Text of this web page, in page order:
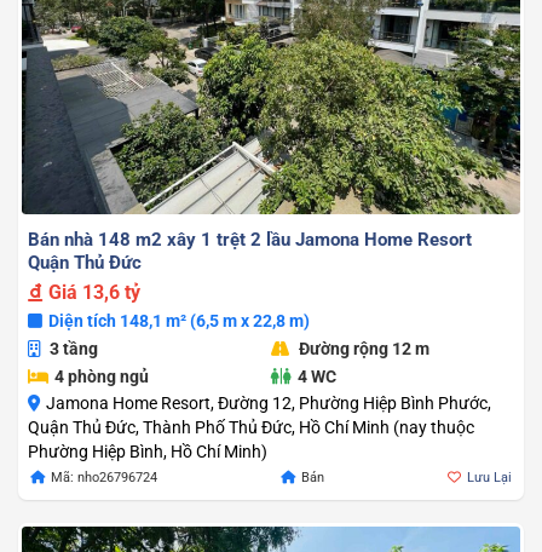
Bán nhà 148 m2 xây 1 trệt 2 lầu Jamona Home Resort
Quận Thủ Đức
Giá 13,6 tỷ
Diện tích 148,1 m² (6,5 m x 22,8 m)
3 tầng
Đường rộng 12 m
4 phòng ngủ
4 WC
Jamona Home Resort, Đường 12, Phường Hiệp Bình Phước,
Quận Thủ Đức, Thành Phố Thủ Đức, Hồ Chí Minh (nay thuộc
Phường Hiệp Bình, Hồ Chí Minh)
Mã: nho26796724 Bán Lưu Lại